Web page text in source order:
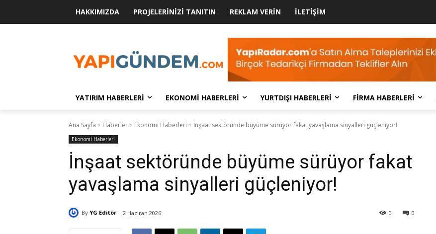
HAKKIMIZDA PROJELERINIZI TANITIN REKLAM VERIN İLETIŞIM
YATIRIM HABERLERI EKONOMI HABERLERI YURTDIŞI HABERLERI FIRMA HABERLERI
Ana Sayfa Haberler Ekonomi Haberleri İnşaat sektöründe büyüme sürüyor fakat yavaşlama sinyalleri güçleniyor!
Ekonomi Haberleri
İnşaat sektöründe büyüme sürüyor fakat
yavaşlama sinyalleri güçleniyor!
By YG Editör 2 Haziran 2026 0
0